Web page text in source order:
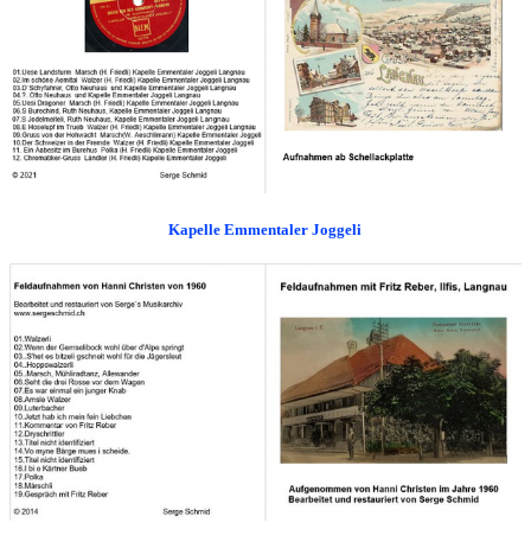
Kapelle Emmentaler Joggeli